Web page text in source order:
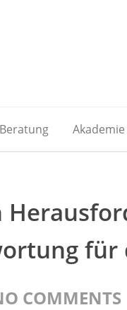
Beratung Akademie
COMMENTS